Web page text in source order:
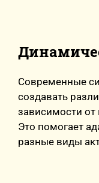
Современные
создавать
зависимости от
Это помогает
разные виды